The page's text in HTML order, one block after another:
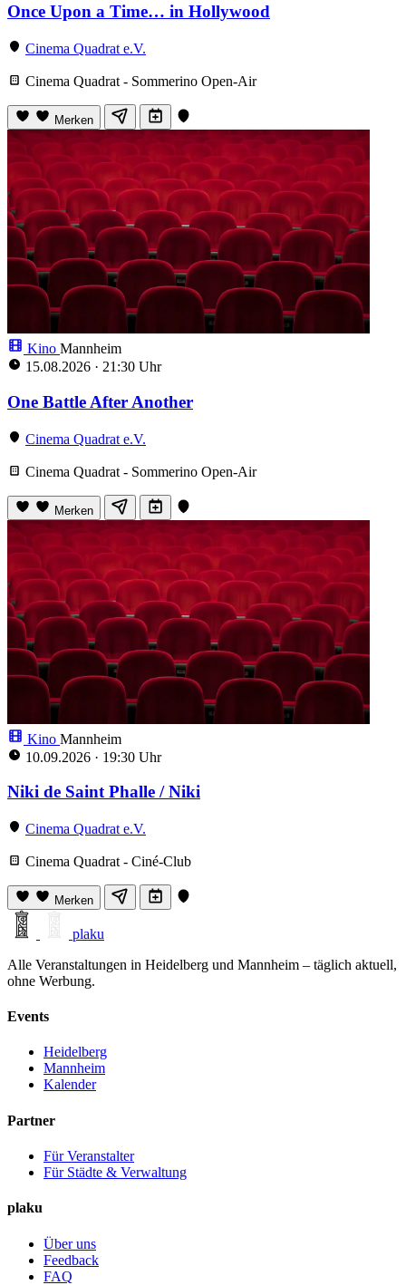
Once Upon a Time… in Hollywood
Cinema Quadrat e.V.
Cinema Quadrat - Sommerino Open-Air
Merken
Kino Mannheim
15.08.2026 · 21:30 Uhr
One Battle After Another
Cinema Quadrat e.V.
Cinema Quadrat - Sommerino Open-Air
Merken
Kino Mannheim
10.09.2026 · 19:30 Uhr
Niki de Saint Phalle / Niki
Cinema Quadrat e.V.
Cinema Quadrat - Ciné-Club
Merken
plaku
Alle Veranstaltungen in Heidelberg und Mannheim – täglich aktuell,
ohne Werbung.
Events
Heidelberg
Mannheim
Kalender
Partner
Für Veranstalter
Für Städte & Verwaltung
plaku
Über uns
Feedback
FAQ